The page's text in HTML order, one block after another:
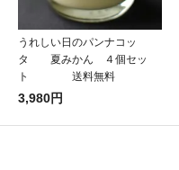
うれしい日のパンナコッ
タ 夏みかん ４個セッ
ト 送料無料
3,980円